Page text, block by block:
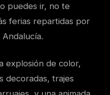
puedes ir, no te
ferias repartidas por
explosión de color,
decoradas, trajes